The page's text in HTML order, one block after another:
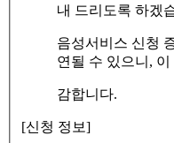
내 드리도록 하겠
음성서비스 신청
연될 수 있으니,
감합니다.
[신청 정보]